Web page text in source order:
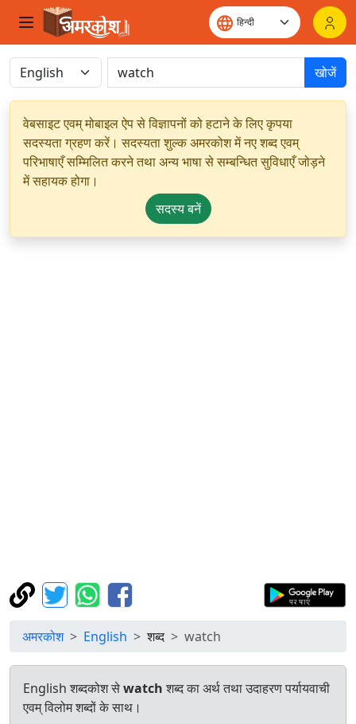
खोजें
वेबसाइट एवम् मोबाइल ऐप से विज्ञापनों को हटाने के लिए कृपया
सदस्यता ग्रहण करें। सदस्यता शुल्क अमरकोश में नए शब्द एवम्
परिभाषाएँ सम्मिलित करने तथा अन्य भाषा से सम्बन्धित सुविधाएँ जोड़ने
में सहायक होगा।
सदस्य बनें
अमरकोश English शब्द watch
English शब्दकोश सेwatchशब्द का अर्थ तथा उदाहरण पर्यायवाची
एवम् विलोम शब्दों के साथ।